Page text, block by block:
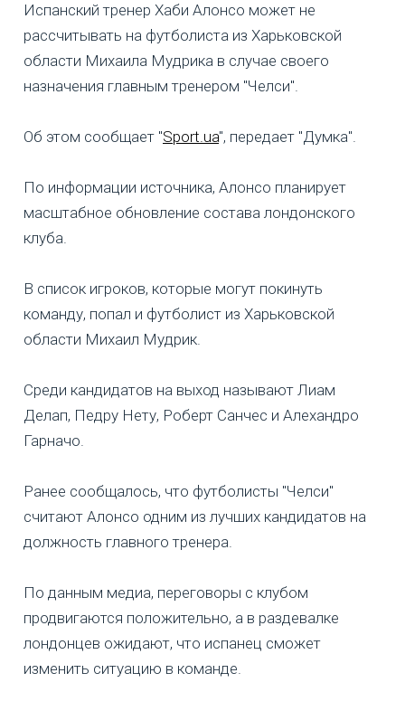
Испанский тренер Хаби Алонсо может не
рассчитывать на футболиста из Харьковской
области Михаила Мудрика в случае своего
назначения главным тренером "Челси".
Об этом сообщает "Sport.ua", передает "Думка".
По информации источника, Алонсо планирует
масштабное обновление состава лондонского
клуба.
В список игроков, которые могут покинуть
команду, попал и футболист из Харьковской
области Михаил Мудрик.
Среди кандидатов на выход называют Лиам
Делап, Педру Нету, Роберт Санчес и Алехандро
Гарначо.
Ранее сообщалось, что футболисты "Челси"
считают Алонсо одним из лучших кандидатов на
должность главного тренера.
По данным медиа, переговоры с клубом
продвигаются положительно, а в раздевалке
лондонцев ожидают, что испанец сможет
изменить ситуацию в команде.